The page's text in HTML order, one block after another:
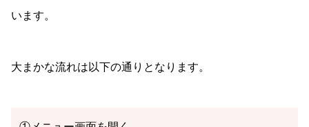
います。
大まかな流れは以下の通りとなります。